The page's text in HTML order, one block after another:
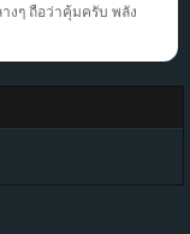
งๆ ถือว่าคุ้มครับ พลัง